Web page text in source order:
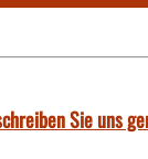
Sie uns